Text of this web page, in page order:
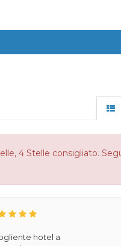
4 Stelle consigliato.
hotel a